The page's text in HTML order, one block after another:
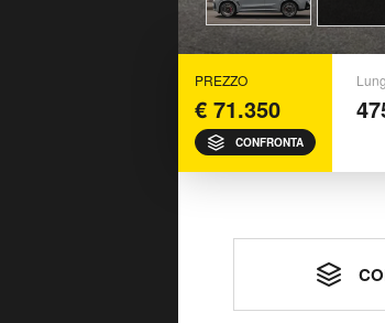
PREZZO
€ 71.350
CONFRONTA